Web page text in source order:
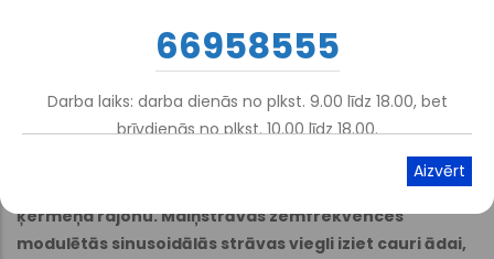
Atskaņot tekstu Viegli lasīt
Metodes būtība ir iedarbība ar zemfrekvences
modulētām sinusoidālām strāvām uz noteiktu
ķermeņa rajonu. Maiņstrāvas zemfrekvences
modulētās sinusoidālās strāvas viegli iziet cauri ādai,
66958555
Darba laiks: darba dienās no plkst. 9.00 līdz 18.00, bet
brīvdienās no plkst. 10.00 līdz 18.00.